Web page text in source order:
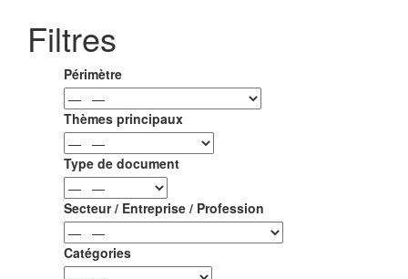
Filtres
Périmètre
Thèmes principaux
Type de document
Secteur / Entreprise / Profession
Catégories